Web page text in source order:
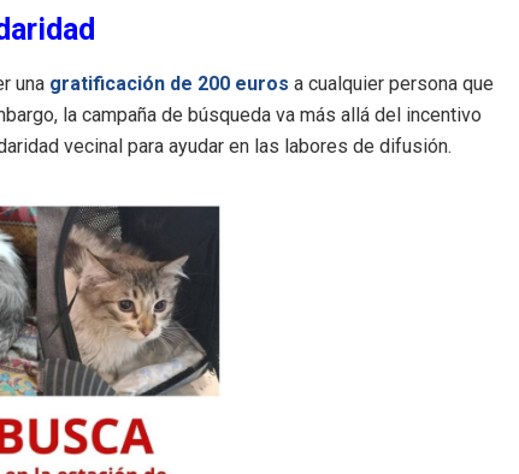
una gratificación de 200 euros a cualquier persona que
la campaña de búsqueda va más allá del incentivo
vecinal para ayudar en las labores de difusión.